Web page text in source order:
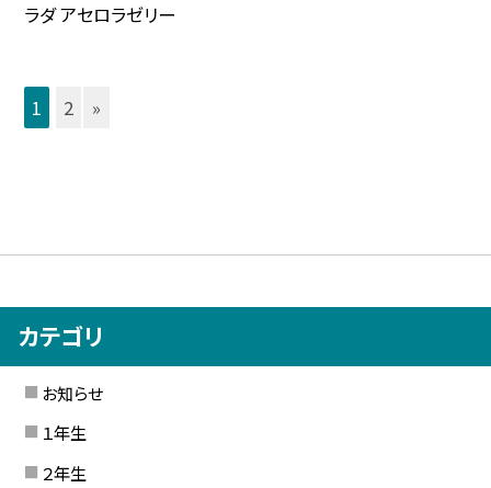
ラダ アセロラゼリー
1 2 »
カテゴリ
お知らせ
１年生
２年生